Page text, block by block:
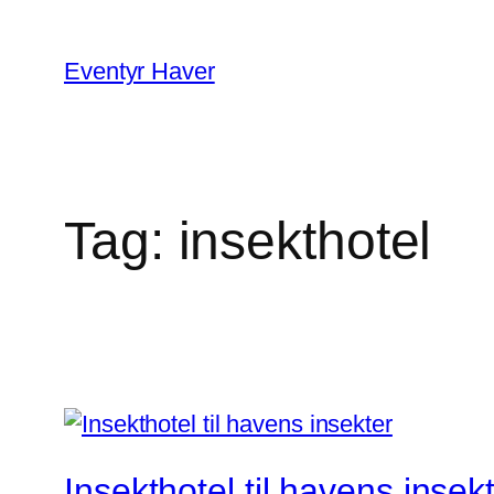
indhold
Eventyr Haver
Tag: insekthotel